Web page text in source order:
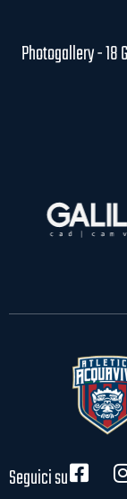
Photogallery - 18
Seguici su